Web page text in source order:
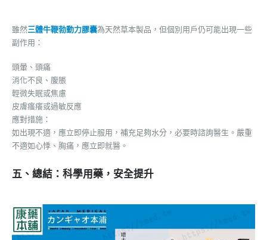
雖然三體牛鞭勃動力膠囊為天然草本製品，但個別用戶仍可能出現一些
副作用：
頭暈、頭痛
消化不良、腹脹
輕微失眠或焦慮
皮膚瘙癢或過敏反應
應對措施：
如出現不適，應立即停止服用，補充足夠水分，必要時諮詢醫生。嚴重
不適如心悸、胸痛，應立即就醫。
五、總結：科學用藥，安全提升